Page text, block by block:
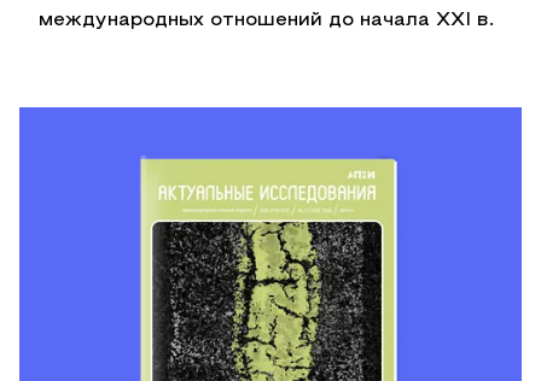
международных отношений до начала ХХI в.